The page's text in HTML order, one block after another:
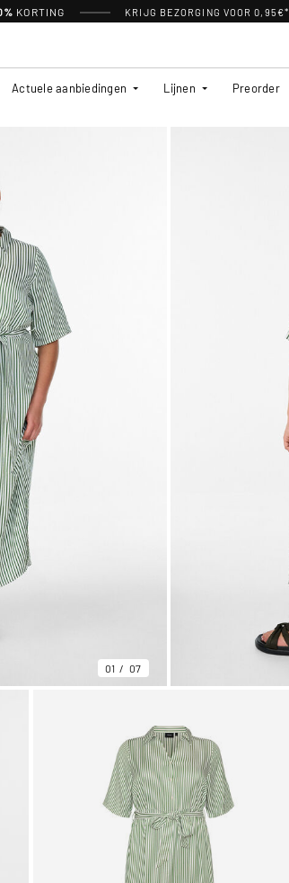
KORTING KRIJG BEZORGING VOOR 0,95€*
Actuele aanbiedingen Lijnen Preorder
01 07